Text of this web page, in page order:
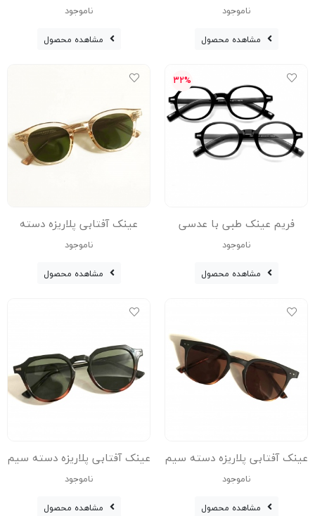
بلوکات مدل Tr-8979-Leoناموجود
مشاهده محصول
عدسی بلوکات عینک زنانه,
ناموجود
مشاهده محصول
32%
فریم عینک طبی با عدسی
بلوکات مدل Zn-3664-Blc
مخصوص کار با سیستم
ناموجود
مشاهده محصول
عینک آفتابی پلاریزه دسته
سیمی مدل 6250-Tra-Yloناموجود
مشاهده محصول
عینک آفتابی پلاریزه دسته سیم
5265-C8
ناموجود
مشاهده محصول
عینک آفتابی پلاریزه دسته سیم
5265-Blc-Leoناموجود
مشاهده محصول